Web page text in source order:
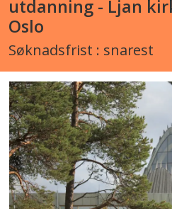
utdanning - Ljan
Oslo
Søknadsfrist : snarest